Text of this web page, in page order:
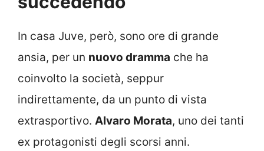
In casa Juve, però, sono ore di grande
ansia, per un nuovo dramma che ha
coinvolto la società, seppur
indirettamente, da un punto di vista
extrasportivo. Alvaro Morata, uno dei tanti
ex protagonisti degli scorsi anni.